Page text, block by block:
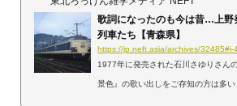
歌詞になったのも今は昔…上野
列車たち【青森県】
https://jp.neft.asia/archives/32485#i-
1977年に発売された石川さゆりさん
景色』の歌い出しをご存知の方は多い